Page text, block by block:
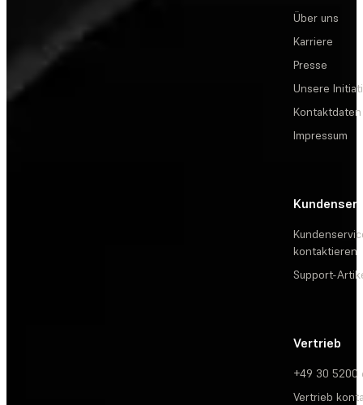
Über uns
Karriere
Presse
Unsere
Kontaktdaten
Impressum
kontaktieren
Support-
Vertrieb
+49 30 5200
Vertrieb